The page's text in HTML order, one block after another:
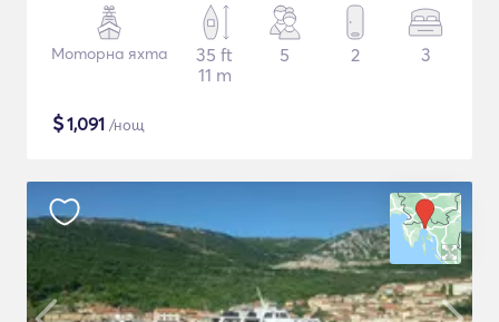
Моторна яхта
35 ft
11 m
5 2 3
$1,091 /нощ